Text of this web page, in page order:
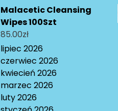
Malacetic Cleansing
Wipes 100Szt
85.00zł
lipiec 2026
czerwiec 2026
kwiecień 2026
marzec 2026
luty 2026